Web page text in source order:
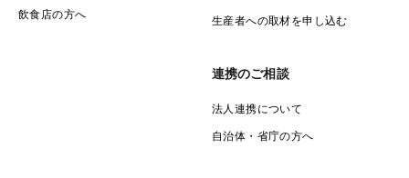
飲食店の方へ 生産者への取材を申し込む
連携のご相談
法人連携について
自治体・省庁の方へ